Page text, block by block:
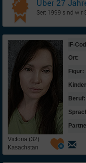
Über 27
Seit 1999 sind wir
Victoria (32)
Kasachstan
IF-
Ort:
Figur:
Beruf: